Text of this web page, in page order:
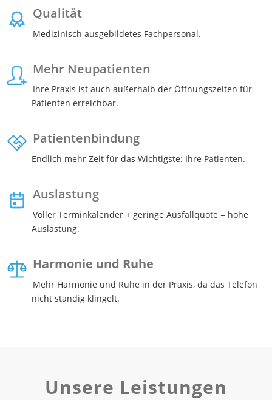
Qualität
Medizinisch ausgebildetes Fachpersonal.
Mehr Neupatienten
Ihre Praxis ist auch außerhalb der Öffnungszeiten für
Patienten erreichbar.
Patientenbindung
Endlich mehr Zeit für das Wichtigste: Ihre Patienten.
Auslastung
Voller Terminkalender + geringe Ausfallquote = hohe
Auslastung.
Harmonie und Ruhe
Mehr Harmonie und Ruhe in der Praxis, da das Telefon
nicht ständig klingelt.
Unsere Leistungen